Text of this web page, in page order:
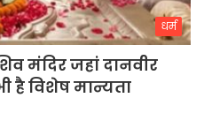
धर्म
मंदिर जहां दानवीर
है विशेष मान्यता